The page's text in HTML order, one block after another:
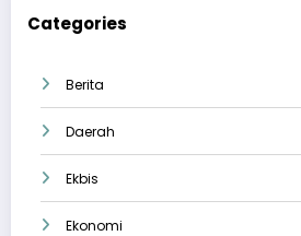
Categories
Berita
Daerah
Ekbis
Ekonomi